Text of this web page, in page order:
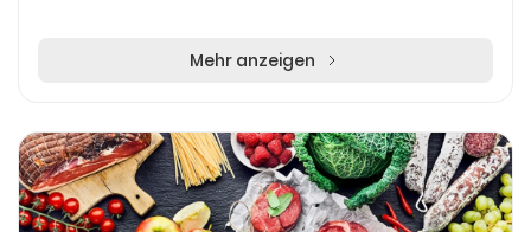
Mehr anzeigen